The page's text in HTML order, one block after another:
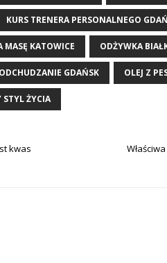
KURS TRENERA PERSONALNEGO
MASĘ KATOWICE ODŻYWKA
GDAŃSK OLEJ Z
STYL ŻYCIA
kwas